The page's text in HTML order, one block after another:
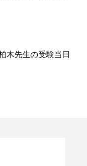
木先生の受験当日